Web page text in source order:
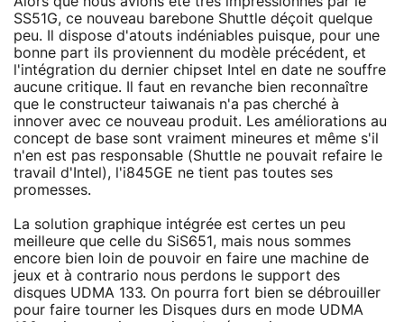
SS51G, ce nouveau barebone Shuttle déçoit quelque
peu. Il dispose d'atouts indéniables puisque, pour une
bonne part ils proviennent du modèle précédent, et
l'intégration du dernier chipset Intel en date ne souffre
aucune critique. Il faut en revanche bien reconnaître
que le constructeur taiwanais n'a pas cherché à
innover avec ce nouveau produit. Les améliorations au
concept de base sont vraiment mineures et même s'il
n'en est pas responsable (Shuttle ne pouvait refaire le
travail d'Intel), l'i845GE ne tient pas toutes ses
promesses.
La solution graphique intégrée est certes un peu
meilleure que celle du SiS651, mais nous sommes
encore bien loin de pouvoir en faire une machine de
jeux et à contrario nous perdons le support des
disques UDMA 133. On pourra fort bien se débrouiller
pour faire tourner les Disques durs en mode UDMA